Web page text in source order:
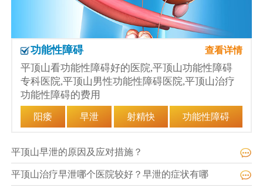
功能性障碍 查看详情
平顶山看功能性障碍好的医院,平顶山功能性障碍
专科医院,平顶山男性功能性障碍医院,平顶山治疗
功能性障碍的费用
阳痿 早泄 射精快 功能性障碍
平顶山早泄的原因及应对措施？
平顶山治疗早泄哪个医院较好？早泄的症状有哪